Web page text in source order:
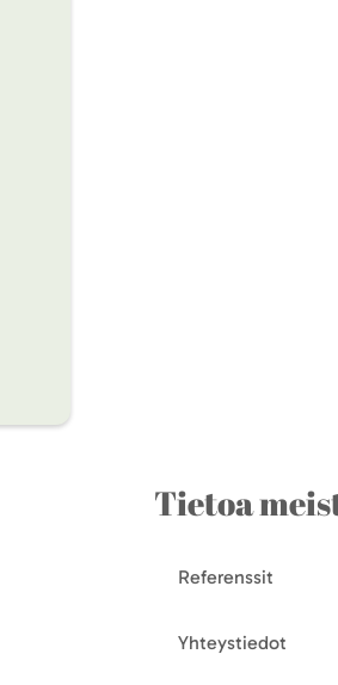
Tietoa
Referenssit
Yhteystiedot